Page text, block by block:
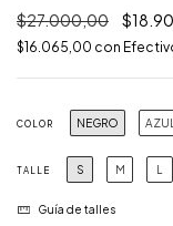
$27.000,00
$16.065,00 con
COLOR NEGRO AZUL
TALLE S M L
Guía de talles